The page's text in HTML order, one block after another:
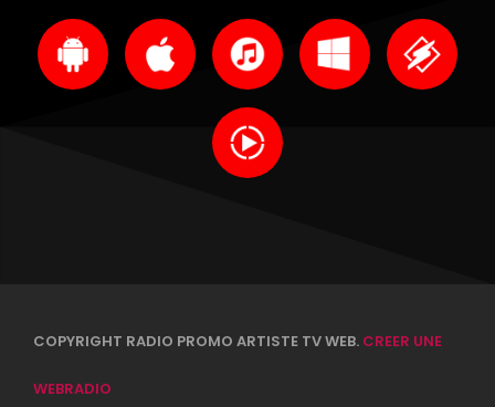
COPYRIGHT RADIO PROMO ARTISTE TV WEB. CREER UNE
WEBRADIO